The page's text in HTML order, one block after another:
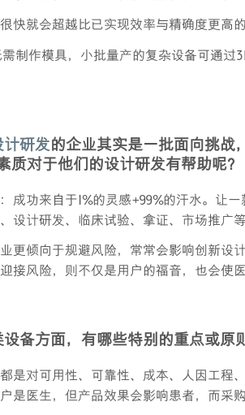
快就会超越比已实现效率与精确度更高
制作模具，小批量产的复杂设备可通
计研发 的企业其实是一批面向挑战
质对于他们的设计研发有帮助呢？
成功来自于1%的灵感+99%的汗水。让
设计研发、临床试验、拿证、市场推广
更倾向于规避风险，常常会影响创新设
接风险，则不仅是用户的福音，也会使
备方面，有哪些特别的重点或原
是对可用性、可靠性、成本、人因工程
是医生，但产品效果会影响患者，而采